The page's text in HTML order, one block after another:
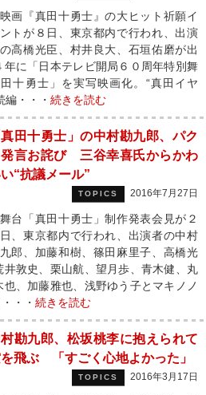
画『真田十勇士』の大ヒット祈願イ
トが８日、東京都内で行われ、出演
高橋光臣、村井良大、石垣佑磨が出
に「日本テレビ開局６０周年特別舞
十勇士」を実写映画化。“真田イヤ
編・・・ 続きを読む
真田十勇士」の中村勘九郎、パク
発言お詫び 三谷幸喜氏からかわ
“抗議メール”
TOPICS 2016年7月27日
台「真田十勇士」制作発表会見が２
日、東京都内で行われ、出演者の中村
郎、加藤和樹、篠田麻里子、高橋光
敦史、栗山航、望月歩、青木健、丸
、加藤雅也、浅野ゆう子とマキノノ
・・ 続きを読む
勘九郎、松坂桃李に抱えられて
飛ぶ 「すごく心地よかった」
TOPICS 2016年3月17日